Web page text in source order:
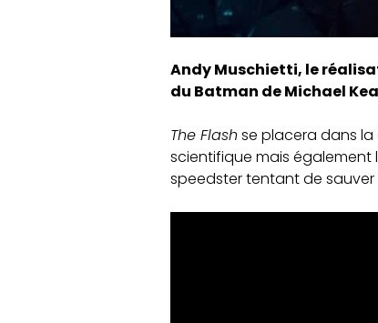
Andy Muschietti, le
du Batman de Michael
The Flash se placera dans
scientifique mais également
speedster tentant de